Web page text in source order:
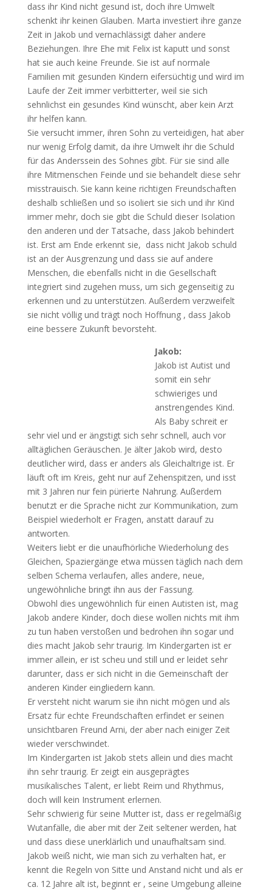
dass ihr Kind nicht gesund ist, doch ihre Umwelt
schenkt ihr keinen Glauben. Marta investiert ihre ganze
Zeit in Jakob und vernachlässigt daher andere
Beziehungen. Ihre Ehe mit Felix ist kaputt und sonst
hat sie auch keine Freunde. Sie ist auf normale
Familien mit gesunden Kindern eifersüchtig und wird im
Laufe der Zeit immer verbitterter, weil sie sich
sehnlichst ein gesundes Kind wünscht, aber kein Arzt
ihr helfen kann.
Sie versucht immer, ihren Sohn zu verteidigen, hat aber
nur wenig Erfolg damit, da ihre Umwelt ihr die Schuld
für das Anderssein des Sohnes gibt. Für sie sind alle
ihre Mitmenschen Feinde und sie behandelt diese sehr
misstrauisch. Sie kann keine richtigen Freundschaften
deshalb schließen und so isoliert sie sich und ihr Kind
immer mehr, doch sie gibt die Schuld dieser Isolation
den anderen und der Tatsache, dass Jakob behindert
ist. Erst am Ende erkennt sie, dass nicht Jakob schuld
ist an der Ausgrenzung und dass sie auf andere
Menschen, die ebenfalls nicht in die Gesellschaft
integriert sind zugehen muss, um sich gegenseitig zu
erkennen und zu unterstützen. Außerdem verzweifelt
sie nicht völlig und trägt noch Hoffnung , dass Jakob
eine bessere Zukunft bevorsteht.
Jakob:
Jakob ist Autist und
somit ein sehr
schwieriges und
anstrengendes Kind.
Als Baby schreit er
sehr viel und er ängstigt sich sehr schnell, auch vor
alltäglichen Geräuschen. Je älter Jakob wird, desto
deutlicher wird, dass er anders als Gleichaltrige ist. Er
läuft oft im Kreis, geht nur auf Zehenspitzen, und isst
mit 3 Jahren nur fein pürierte Nahrung. Außerdem
benutzt er die Sprache nicht zur Kommunikation, zum
Beispiel wiederholt er Fragen, anstatt darauf zu
antworten.
Weiters liebt er die unaufhörliche Wiederholung des
Gleichen, Spaziergänge etwa müssen täglich nach dem
selben Schema verlaufen, alles andere, neue,
ungewöhnliche bringt ihn aus der Fassung.
Obwohl dies ungewöhnlich für einen Autisten ist, mag
Jakob andere Kinder, doch diese wollen nichts mit ihm
zu tun haben verstoßen und bedrohen ihn sogar und
dies macht Jakob sehr traurig. Im Kindergarten ist er
immer allein, er ist scheu und still und er leidet sehr
darunter, dass er sich nicht in die Gemeinschaft der
anderen Kinder eingliedern kann.
Er versteht nicht warum sie ihn nicht mögen und als
Ersatz für echte Freundschaften erfindet er seinen
unsichtbaren Freund Arni, der aber nach einiger Zeit
wieder verschwindet.
Im Kindergarten ist Jakob stets allein und dies macht
ihn sehr traurig. Er zeigt ein ausgeprägtes
musikalisches Talent, er liebt Reim und Rhythmus,
doch will kein Instrument erlernen.
Sehr schwierig für seine Mutter ist, dass er regelmäßig
Wutanfälle, die aber mit der Zeit seltener werden, hat
und dass diese unerklärlich und unaufhaltsam sind.
Jakob weiß nicht, wie man sich zu verhalten hat, er
kennt die Regeln von Sitte und Anstand nicht und als er
ca. 12 Jahre alt ist, beginnt er , seine Umgebung alleine